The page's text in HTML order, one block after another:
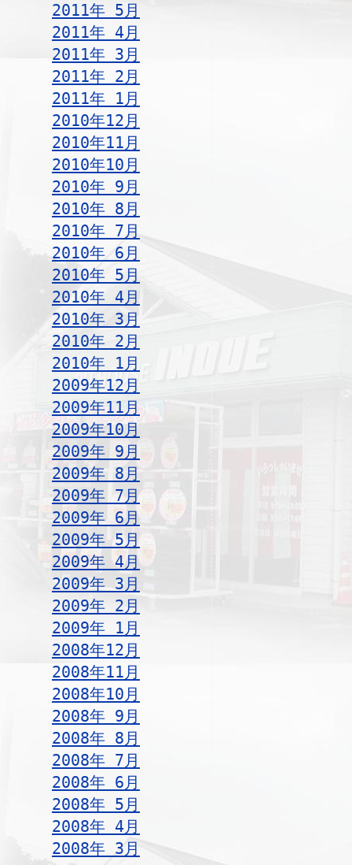
2011年 5月
2011年 4月
2011年 3月
2011年 2月
2011年 1月
2010年12月
2010年11月
2010年10月
2010年 9月
2010年 8月
2010年 7月
2010年 6月
2010年 5月
2010年 4月
2010年 3月
2010年 2月
2010年 1月
2009年12月
2009年11月
2009年10月
2009年 9月
2009年 8月
2009年 7月
2009年 6月
2009年 5月
2009年 4月
2009年 3月
2009年 2月
2009年 1月
2008年12月
2008年11月
2008年10月
2008年 9月
2008年 8月
2008年 7月
2008年 6月
2008年 5月
2008年 4月
2008年 3月